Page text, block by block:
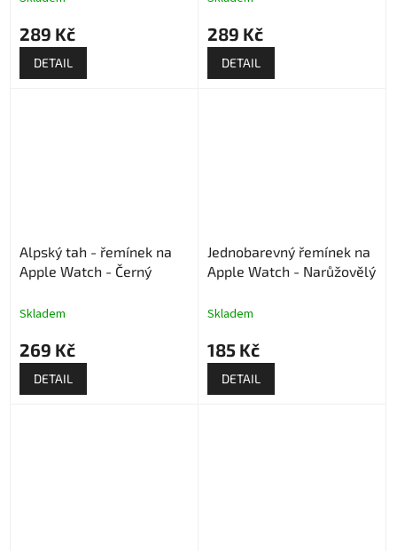
289 Kč
DETAIL
289 Kč
DETAIL
Alpský tah - řemínek na
Apple Watch - Černý
Skladem
269 Kč
DETAIL
Jednobarevný řemínek na
Apple Watch - Narůžovělý
Skladem
185 Kč
DETAIL